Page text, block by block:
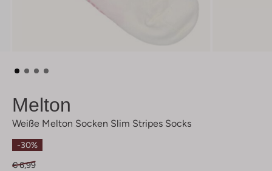
Melton
Weiße Melton Socken Slim Stripes Socks
-30%
€ 6,99